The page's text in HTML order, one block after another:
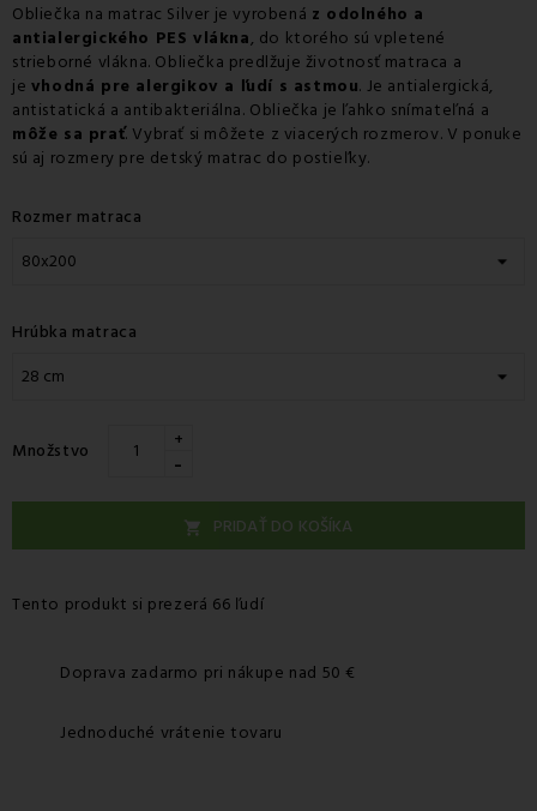
Utorok 11.08-Osobný odber v odbernom mieste GLS
Streda 12.08 -Packeta doručenie kuriérom na adresu
Obliečka na matrac Silver je vyrobená z odolného a
antialergického PES vlákna, do ktorého sú vpletené
strieborné vlákna. Obliečka predlžuje životnosť matraca a
je vhodná pre alergikov a ľudí s astmou. Je antialergická,
antistatická a antibakteriálna. Obliečka je ľahko snímateľná a
môže sa prať. Vybrať si môžete z viacerých rozmerov. V ponuke
sú aj rozmery pre detský matrac do postieľky.
Rozmer matraca
Hrúbka matraca
Množstvo +
-
 PRIDAŤ DO KOŠÍKA
Tento produkt si prezerá 66 ľudí
Doprava zadarmo pri nákupe nad 50 €
Jednoduché vrátenie tovaru